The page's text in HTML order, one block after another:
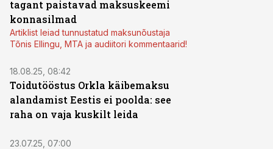
tagant paistavad maksuskeemi
konnasilmad
Artiklist leiad tunnustatud maksunõustaja
Tõnis Ellingu, MTA ja audiitori kommentaarid!
18.08.25, 08:42
Toidutööstus Orkla käibemaksu
alandamist Eestis ei poolda: see
raha on vaja kuskilt leida
23.07.25, 07:00